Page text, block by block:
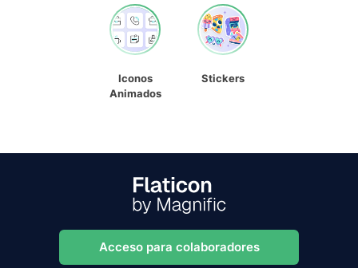
Iconos
Animados
Stickers
Acceso para colaboradores